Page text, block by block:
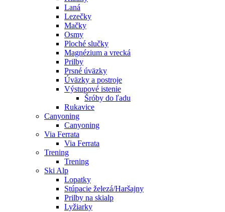
Laná
Lezečky
Mačky
Osmy
Ploché slučky
Magnézium a vrecká
Prilby
Prsné úväzky
Úväzky a postroje
Výstupové istenie
Šróby do ľadu
Rukavice
Canyoning
Canyoning
Via Ferrata
Via Ferrata
Trening
Trening
Ski Alp
Lopatky
Stúpacie železá/Haršajny
Prilby na skialp
Lyžiarky